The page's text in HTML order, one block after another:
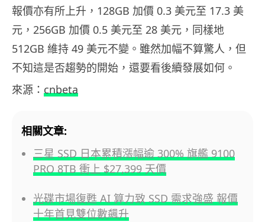
報價亦有所上升，128GB 加價 0.3 美元至 17.3 美
元，256GB 加價 0.5 美元至 28 美元，同樣地
512GB 維持 49 美元不變。雖然加幅不算驚人，但
不知這是否趨勢的開始，還要看後續發展如何。
來源： cnbeta
相關文章:
三星 SSD 日本累積漲幅逾 300% 旗艦 9100
PRO 8TB 衝上 $27,399 天價
光碟市場復甦 AI 算力致 SSD 需求強盛 報價
十年首見雙位數飆升